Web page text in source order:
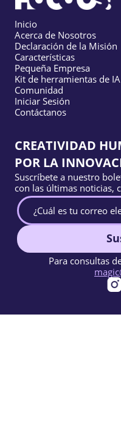
Inicio
Acerca de Nosotros
Declaración de la Misión
Características
Pequeña Empresa
Kit de herramientas de IA
Comunidad
Iniciar Sesión
Contáctanos
CREATIVIDAD
POR LA
Suscríbete a nuestro
con las últimas noticias,
Para consultas